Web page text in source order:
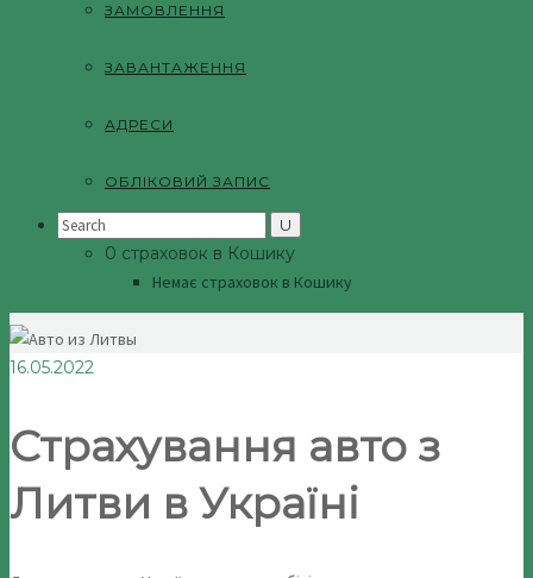
ЗАМОВЛЕННЯ
ЗАВАНТАЖЕННЯ
АДРЕСИ
ОБЛІКОВИЙ ЗАПИС
Search
0 страховок в Кошику
Немає страховок в Кошику
16.05.2022
Страхування авто з
Литви в Україні